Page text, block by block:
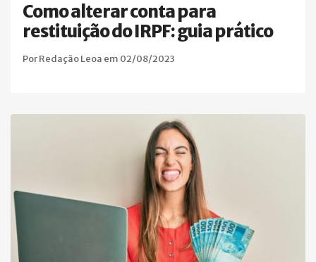
Como alterar conta para
restituição do IRPF: guia prático
Por Redação Leoa em 02/08/2023